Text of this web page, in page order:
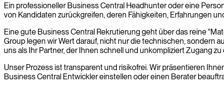
Ein professioneller Business Central Headhunter oder eine
von Kandidaten zurückgreifen, deren Fähigkeiten, Erfahrungen
Eine gute Business Central Rekrutierung geht über das reine
Group legen wir Wert darauf, nicht nur die technischen, sondern
uns als Ihr Partner, der Ihnen schnell und unkompliziert Zugang
Unser Prozess ist transparent und risikofrei. Wir präsentieren
Business Central Entwickler einstellen oder einen Berater